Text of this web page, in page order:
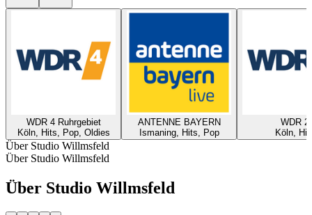
WDR 4 Ruhrgebiet
Köln, Hits, Pop, Oldies
ANTENNE BAYERN
Ismaning, Hits, Pop
WDR 2
Köln,
Über Studio Willmsfeld
Über Studio Willmsfeld
Über Studio Willmsfeld